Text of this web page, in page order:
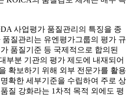
사업평가 품질관리의 특징을 종
질관리는 유엔평가그룹의 평가 규
품질기준 등 국제적으로 합의된
부분 기관의 평가 제도에 내재되어
확보하기 위해 외부 전문가를 활용
확한 세부기준을 수립하여 주로 상
질 강화라는 1차적 목적 외에도 평